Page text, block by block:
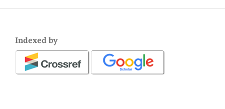
Indexed by